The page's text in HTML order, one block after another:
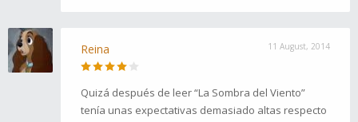
Reina 11 August, 2014
Quizá después de leer “La Sombra del Viento”
tenía unas expectativas demasiado altas respecto